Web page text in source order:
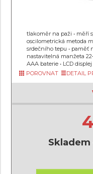
tlakoměr na paži • měří
oscilometrická metoda
srdečního tepu • paměť
nastavitelná manžeta
AAA baterie • LCD displej
POROVNAT
DETAIL